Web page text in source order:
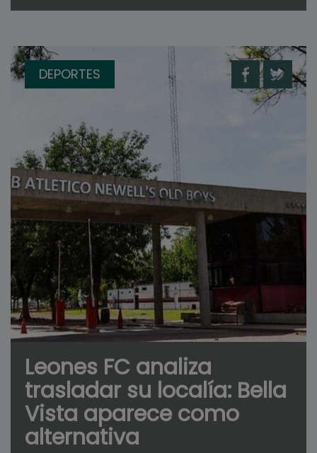
DEPORTES
Leones FC analiza
trasladar su localía: Bella
Vista aparece como
alternativa